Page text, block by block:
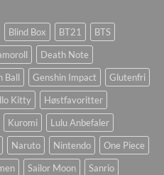
Blind Box BT21
BTS
Death Note
Ball Genshin Impact
Glutenfri
Kitty
Høstfavoritter
Kuromi
Lulu Anbefaler
Naruto Nintendo
One Piece
Sailor Moon
Sanrio